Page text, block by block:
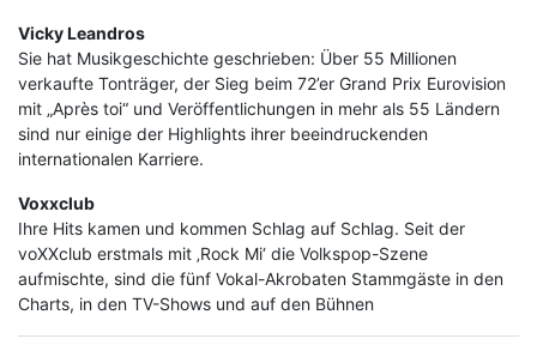
Vicky Leandros
Sie hat Musikgeschichte geschrieben: Über 55 Millionen
verkaufte Tonträger, der Sieg beim 72’er Grand Prix Eurovision
mit „Après toi“ und Veröffentlichungen in mehr als 55 Ländern
sind nur einige der Highlights ihrer beeindruckenden
internationalen Karriere.
Voxxclub
Ihre Hits kamen und kommen Schlag auf Schlag. Seit der
voXXclub erstmals mit ‚Rock Mi‘ die Volkspop-Szene
aufmischte, sind die fünf Vokal-Akrobaten Stammgäste in den
Charts, in den TV-Shows und auf den Bühnen